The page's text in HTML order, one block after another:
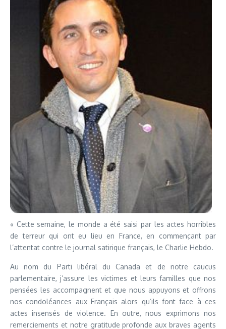
« Cette semaine, le monde a été saisi par les actes horribles
de terreur qui ont eu lieu en France, en commençant par
l’attentat contre le journal satirique français, le Charlie Hebdo.
Au nom du Parti libéral du Canada et de notre caucus
parlementaire, j’assure les victimes et leurs familles que nos
pensées les accompagnent et que nous appuyons et offrons
nos condoléances aux Français alors qu’ils font face à ces
actes insensés de violence. En outre, nous exprimons nos
remerciements et notre gratitude profonde aux braves agents